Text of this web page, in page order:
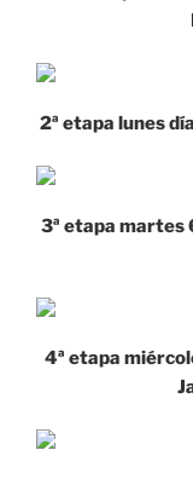
2ª etapa lunes
3ª etapa martes
4ª etapa